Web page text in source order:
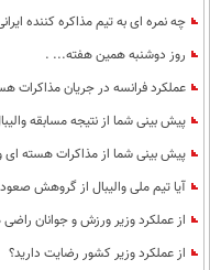
چه نمره ای به تیم مذاکره کننده ایرانی با 1+5 می
روز دوشنبه همین هفته... .
عملکرد فرانسه در جریان مذاکرات هسته ای 1+5 با ایران را چگونه
پیش بینی شما از نتیجه مسابقه
پیش بینی شما از مذاکرات هسته ای و
آیا تیم ملی والیبال از گروهش
از عملکرد وزیر ورزش و جوانان
از عملکرد وزیر کشور رضایت دارید؟